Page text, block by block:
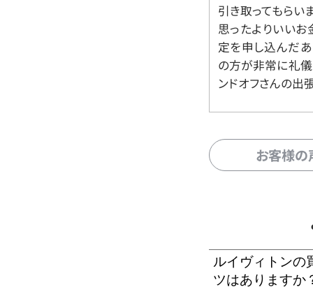
引き取ってもらい
思ったよりいいお
定を申し込んだ
の方が非常に礼儀
ンドオフさんの出
お客様
ルイヴィトンの
ツはありますか